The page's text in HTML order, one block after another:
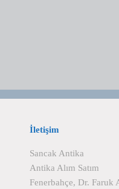
İletişim
Sancak Antika
Antika Alım Satım
Fenerbahçe, Dr. Faruk